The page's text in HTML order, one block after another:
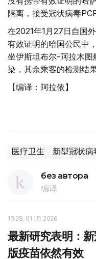
隔离，接受冠状病毒
在2021年1月27日自国
有效证明的哈国公民中
坐伊斯坦布尔-阿拉木
染，其余乘客的检测结
【编译：阿拉依】
医疗卫生 新型冠状病
без автора
编译
13:28, 01 1月 2026
最新研究表明：
版疫苗依然有效